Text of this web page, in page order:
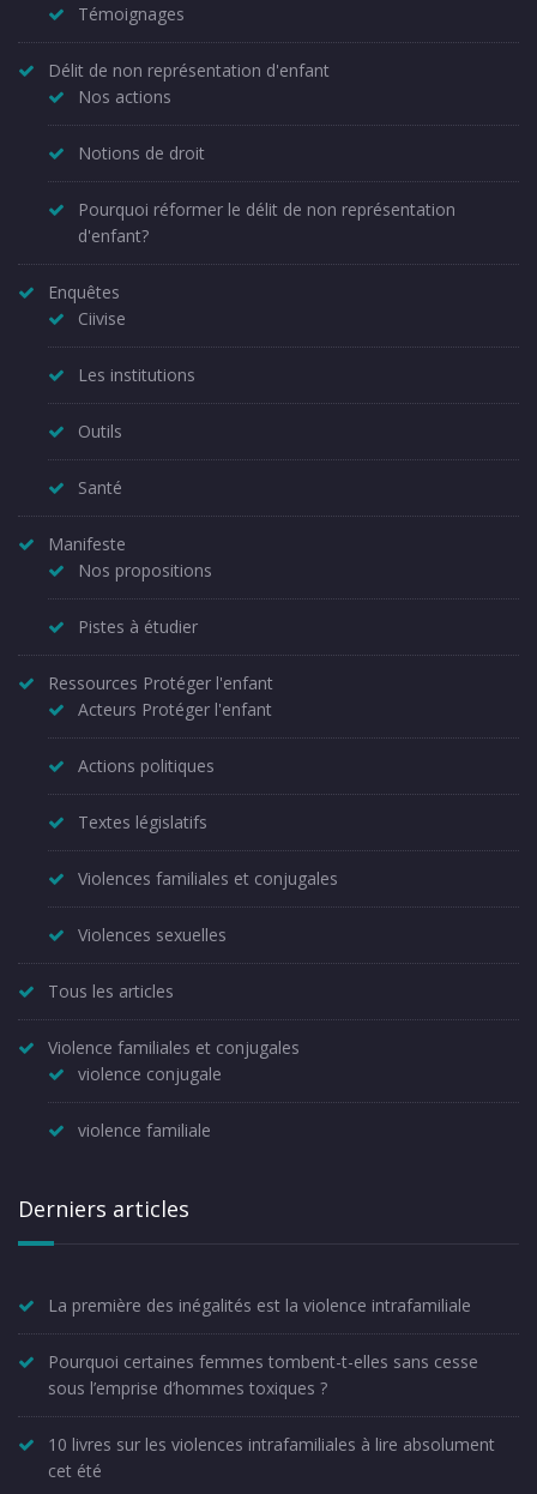
Témoignages
Délit de non représentation d'enfant
Nos actions
Notions de droit
Pourquoi réformer le délit de non représentation
d'enfant?
Enquêtes
Ciivise
Les institutions
Outils
Santé
Manifeste
Nos propositions
Pistes à étudier
Ressources Protéger l'enfant
Acteurs Protéger l'enfant
Actions politiques
Textes législatifs
Violences familiales et conjugales
Violences sexuelles
Tous les articles
Violence familiales et conjugales
violence conjugale
violence familiale
Derniers articles
La première des inégalités est la violence intrafamiliale
Pourquoi certaines femmes tombent-t-elles sans cesse
sous l’emprise d’hommes toxiques ?
10 livres sur les violences intrafamiliales à lire absolument
cet été